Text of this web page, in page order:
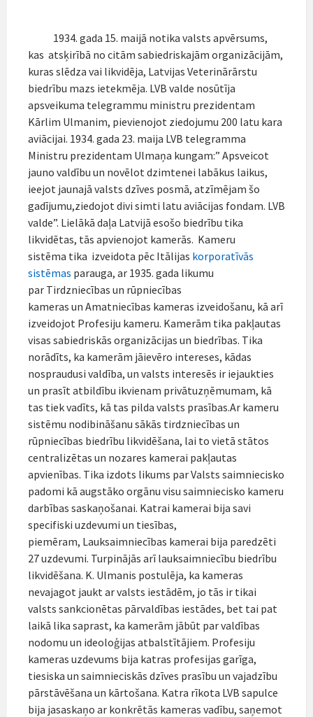
1934. gada 15. maijā notika valsts apvērsums,
kas atsķirībā no citām sabiedriskajām organizācijām,
kuras slēdza vai likvidēja, Latvijas Veterinārārstu
biedrību mazs ietekmēja. LVB valde nosūtīja
apsveikuma telegrammu ministru prezidentam
Kārlim Ulmanim, pievienojot ziedojumu 200 latu kara
aviācijai. 1934. gada 23. maija LVB telegramma
Ministru prezidentam Ulmaņa kungam:” Apsveicot
jauno valdību un novēlot dzimtenei labākus laikus,
ieejot jaunajā valsts dzīves posmā, atzīmējam šo
gadījumu,ziedojot divi simti latu aviācijas fondam. LVB
valde”. Lielākā daļa Latvijā esošo biedrību tika
likvidētas, tās apvienojot kamerās. Kameru
sistēma tika izveidota pēc Itālijas korporatīvās
sistēmas parauga, ar 1935. gada likumu
par Tirdzniecības un rūpniecības
kameras un Amatniecības kameras izveidošanu, kā arī
izveidojot Profesiju kameru. Kamerām tika pakļautas
visas sabiedriskās organizācijas un biedrības. Tika
norādīts, ka kamerām jāievēro intereses, kādas
nospraudusi valdība, un valsts interesēs ir iejaukties
un prasīt atbildību ikvienam privātuzņēmumam, kā
tas tiek vadīts, kā tas pilda valsts prasības.Ar kameru
sistēmu nodibināšanu sākās tirdzniecības un
rūpniecības biedrību likvidēšana, lai to vietā stātos
centralizētas un nozares kamerai pakļautas
apvienības. Tika izdots likums par Valsts saimniecisko
padomi kā augstāko orgānu visu saimniecisko kameru
darbības saskaņošanai. Katrai kamerai bija savi
specifiski uzdevumi un tiesības,
piemēram, Lauksaimniecības kamerai bija paredzēti
27 uzdevumi. Turpinājās arī lauksaimniecību biedrību
likvidēšana. K. Ulmanis postulēja, ka kameras
nevajagot jaukt ar valsts iestādēm, jo tās ir tikai
valsts sankcionētas pārvaldības iestādes, bet tai pat
laikā lika saprast, ka kamerām jābūt par valdības
nodomu un ideoloģijas atbalstītājiem. Profesiju
kameras uzdevums bija katras profesijas garīga,
tiesiska un saimnieciskās dzīves prasību un vajadzību
pārstāvēšana un kārtošana. Katra rīkota LVB sapulce
bija jasaskaņo ar konkrētās kameras vadību, saņemot